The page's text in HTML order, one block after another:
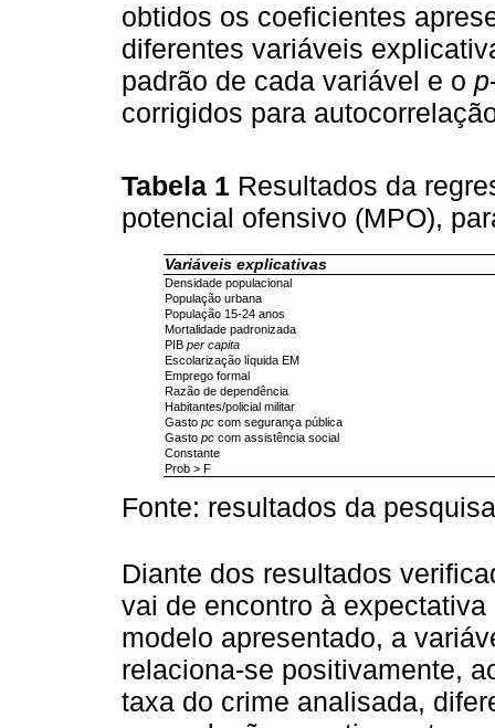
obtidos os coeficientes
diferentes variáveis
padrão de cada variável e o p
corrigidos para
Tabela 1 Resultados da
potencial ofensivo (MPO),
Variáveis explicativas
Densidade populacional
População urbana
População 15-24 anos
Mortalidade padronizada
PIB per capita
Escolarização líquida EM
Emprego formal
Razão de dependência
Habitantes/policial militar
Gasto pccom segurança pública
Gasto pccom assistência social
Constante
Prob > F
Fonte: resultados da
Diante dos resultados
vai de encontro à
modelo apresentado, a
relaciona-se positivamente,
taxa do crime analisada,